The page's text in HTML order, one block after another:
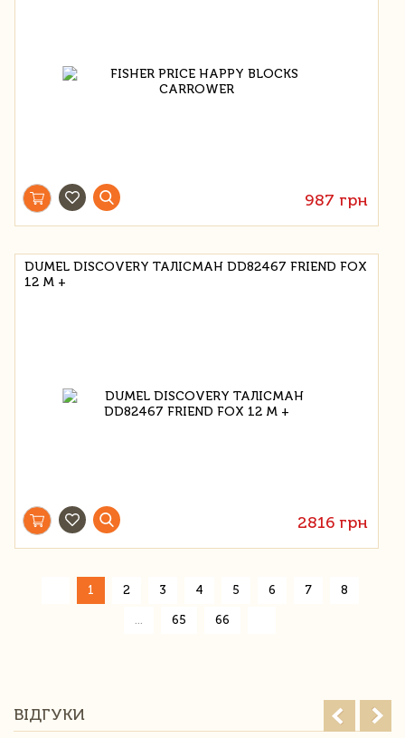
987 грн
DUMEL DISCOVERY ТАЛІСМАН DD82467 FRIEND FOX
12 М +
2816 грн
1 2 3 4 5 6 7 8
65 66
ВІДГУКИ